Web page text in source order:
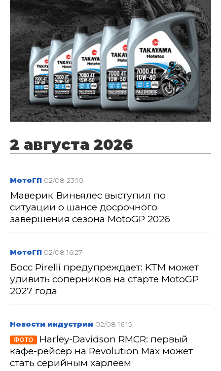
2 августа 2026
МотоГП 02/08 23:10
Маверик Виньялес выступил по
ситуации о шансе досрочного
завершения сезона MotoGP 2026
МотоГП 02/08 16:27
Босс Pirelli предупреждает: KTM может
удивить соперников на старте MotoGP
2027 года
Новости индустрии 02/08 16:15
ФОТО
Harley-Davidson RMCR: первый
кафе-рейсер на Revolution Max может
стать серийным харлеем